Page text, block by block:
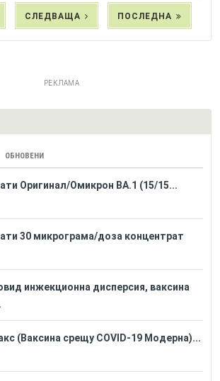
СЛЕДВАЩА ПОСЛЕДНА
РЕКЛАМА
ОБНОВЕНИ
Оригинал/Омикрон BA.1 (15/15...
30 микрограма/доза концентрат
инжекционна дисперсия, ваксина
(Ваксина срещу COVID-19 Модерна)...